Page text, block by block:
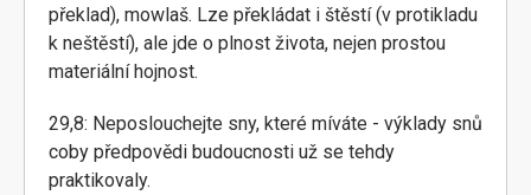
překlad), mowlaš. Lze překládat i štěstí (v protikladu
k neštěstí), ale jde o plnost života, nejen prostou
materiální hojnost.
29,8: Neposlouchejte sny, které míváte - výklady snů
coby předpovědi budoucnosti už se tehdy
praktikovaly.